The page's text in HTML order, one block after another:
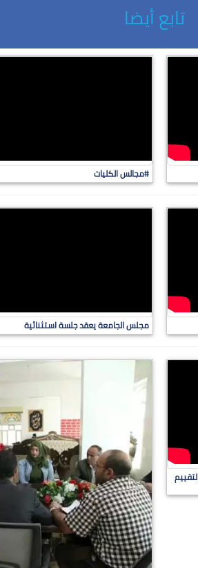
تابع أيضا
#مجالس الكليات
مجلس الجامعة يعقد جلسة استثنائية